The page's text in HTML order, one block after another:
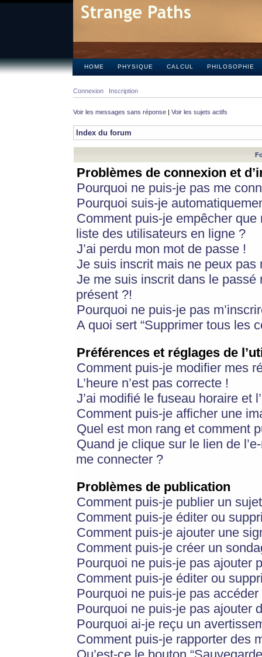
HOME PHYSIQUE CALCUL PHILOSOPHIE
Connexion Inscription
Voir les messages sans réponse | Voir les sujets actifs
Index du forum
Problèmes de connexion et
Pourquoi ne puis-je pas me
Pourquoi suis-je
Comment puis-je empêcher
liste des utilisateurs en ligne ?
J’ai perdu mon mot de passe !
Je suis inscrit mais ne peux pas
Je me suis inscrit dans le
présent ?!
Pourquoi ne puis-je pas
A quoi sert “Supprimer tous les
Préférences et réglages de
Comment puis-je modifier mes
L’heure n’est pas correcte !
J’ai modifié le fuseau horaire et
Comment puis-je afficher une
Quel est mon rang et comment
Quand je clique sur le lien de
me connecter ?
Problèmes de publication
Comment puis-je publier un
Comment puis-je éditer ou
Comment puis-je ajouter une
Comment puis-je créer un
Pourquoi ne puis-je pas ajouter
Comment puis-je éditer ou
Pourquoi ne puis-je pas
Pourquoi ne puis-je pas ajouter
Pourquoi ai-je reçu un
Comment puis-je rapporter des